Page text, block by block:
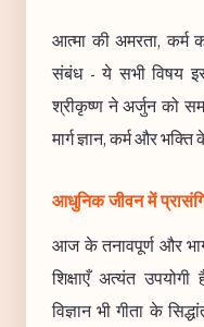
आत्मा की अमरता, कर्म
संबंध - ये सभी विषय
श्रीकृष्ण ने अर्जुन को
मार्ग ज्ञान, कर्म और
आधुनिक जीवन में
आज के तनावपूर्ण और
शिक्षाएँ अत्यंत
विज्ञान भी गीता के